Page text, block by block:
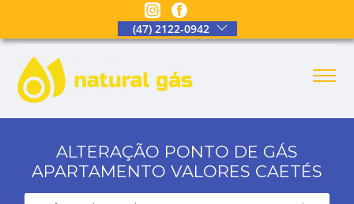
(47) 2122-0942
ALTERAÇÃO PONTO DE GÁS
APARTAMENTO VALORES CAETÉS